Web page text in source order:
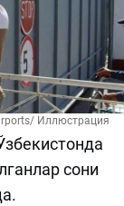
Иллюстрация
сони